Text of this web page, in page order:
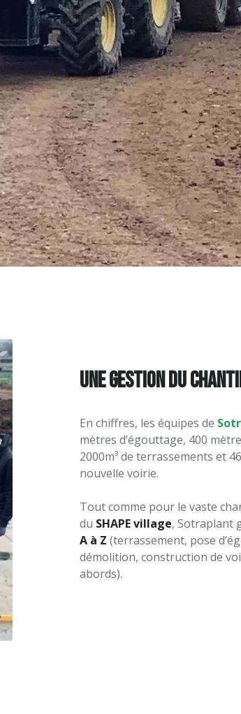
Une gestion du
En chiffres, les équipes de
mètres d’égouttage, 400
2000m³ de terrassements et
nouvelle voirie.
Tout comme pour le vaste
du SHAPE village, Sotraplant
A à Z (terrassement, pose
démolition, construction de
abords).